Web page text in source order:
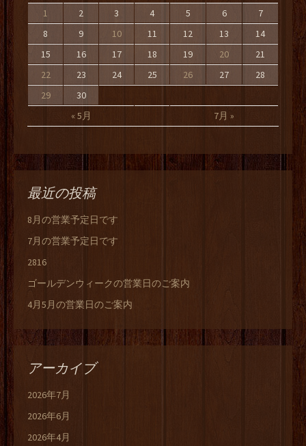
« 5月 7月 »
1 2 3 4 5 6
7
8
9 10 11 12 13
14
15
16 17 18 19 20
21
22
23 24 25 26 27
28
29
30
最近の投稿
8月の営業予定日です
7月の営業予定日です
2816
ゴールデンウィークの営業日のご案内
4月5月の営業日のご案内
アーカイブ
2026年7月
2026年6月
2026年4月